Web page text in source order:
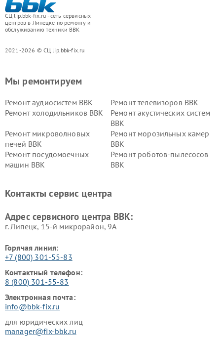
СЦ lip.bbk-fix.ru - сеть сервисных
центров в Липецке по ремонту и
обслуживанию техники BBK
2021-2026 © СЦ lip.bbk-fix.ru
Мы ремонтируем
Ремонт аудиосистем BBK
Ремонт телевизоров BBK
Ремонт холодильников BBK
Ремонт акустических систем
BBK
Ремонт микроволновых
печей BBK
Ремонт морозильных камер
BBK
Ремонт посудомоечных
машин BBK
Ремонт роботов-пылесосов
BBK
Ремонт винных шкафов BBK
Контакты сервис центра
Адрес сервисного центра BBK:
г. Липецк, 15-й микрорайон, 9А
Горячая линия:
+7 (800) 301-55-83
Контактный телефон:
8 (800) 301-55-83
Электронная почта:
info@bbk-fix.ru
для юридических лиц
manager@fix-bbk.ru